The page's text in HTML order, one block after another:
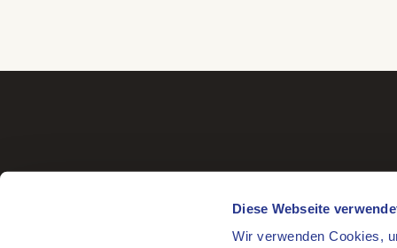
Diese Webseite
Wir verwenden Cookies,